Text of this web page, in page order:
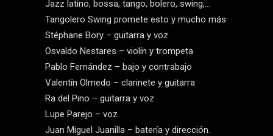
Jazz latino, bossa, tango, bolero, swing,…
Tangolero Swing promete esto y mucho más.
Stéphane Bory – guitarra y voz
Osvaldo Nestares – violín y trompeta
Pablo Fernández – bajo y contrabajo
Valentín Olmedo – clarinete y guitarra
Ra del Pino – guitarra y voz
Lupe Parejo – voz
Juan Miguel Juanilla – batería y dirección.